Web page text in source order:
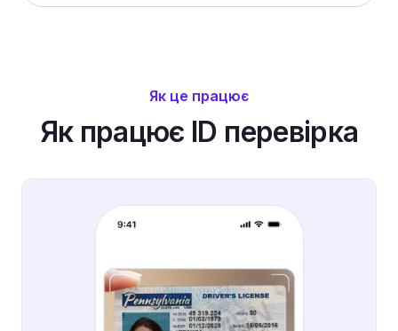
Як це працює
Як працює ID перевірка